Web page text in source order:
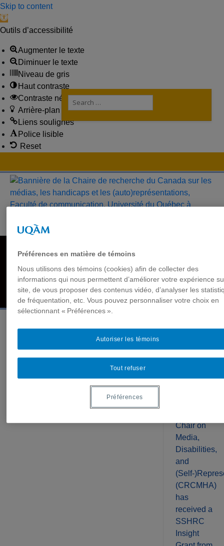
Skip to content
Open toolbar
Outils d’accessibilité
Augmenter le texte
Diminuer le texte
Niveau de gris
Haut contraste
Contraste négatif
Arrière-plan clair
Liens soulignés
Police lisible
Reset
Skip
Search
for:
Members Contact Us Accessibility
Disability and Deafhood Database Language
Production Sheet
Recent
Chair on
Media,
Disabilities,
and
(Self-
(CRCMHA)
has
received a
SSHRC
Insight
Préférences en matière de témoins
Nous utilisons des témoins (cookies) afin de collecter des
informations qui nous permettent d’améliorer votre expérience
site, de vous proposer des contenus vidéo, d’analyser les
de fréquentation, etc. Vous pouvez personnaliser votre choix en
sélectionnant « Préférences ».
Tout refuser
Autoriser les témoins
Préférences